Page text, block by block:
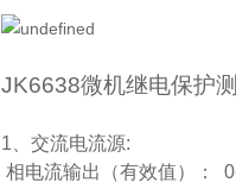
JK6638微机继电保护
1、交流电流源:
相电流输出（有效值）：